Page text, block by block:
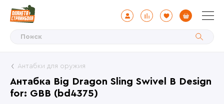
Антабка Big Dragon Sling Swivel B Design
for: GBB (bd4375)
Антабки для оружия